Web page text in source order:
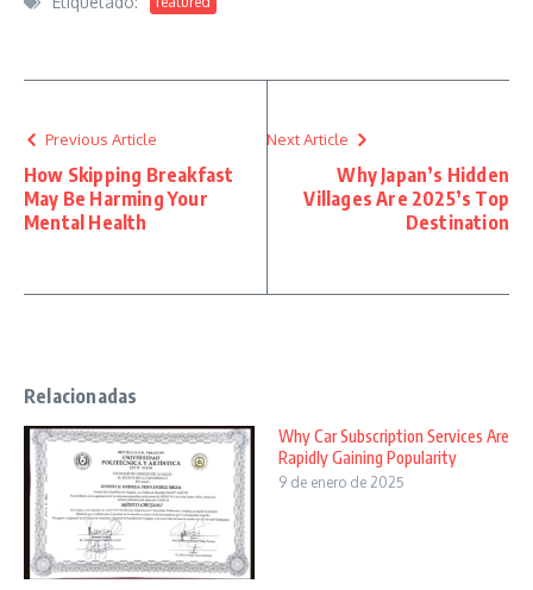
Previous Article
How Skipping Breakfast
May Be Harming Your
Mental Health
Next Article
Why Japan’s Hidden
Villages Are 2025’s Top
Destination
Relacionadas
Why Car Subscription Services Are
Rapidly Gaining Popularity
9 de enero de 2025